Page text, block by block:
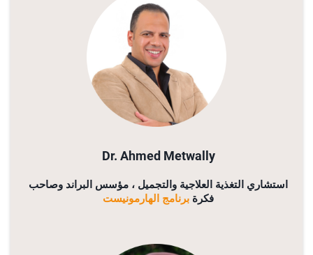
Dr. Ahmed Metwally
استشاري التغذية العلاجية والتجميل ، مؤسس البراند وصاحب
فكرة برنامج الهارمونيست